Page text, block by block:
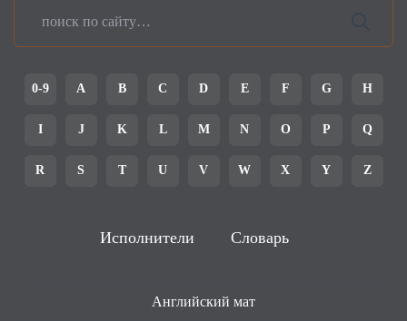
0-9 A B C D E F G H
I J K L M N O P Q
R S T U V W X Y Z
Исполнители Словарь
Английский мат